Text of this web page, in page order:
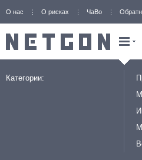
О нас О рисках ЧаВо
Категории: